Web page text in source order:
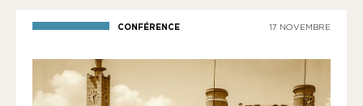
CONFÉRENCE 17 NOVEMBRE